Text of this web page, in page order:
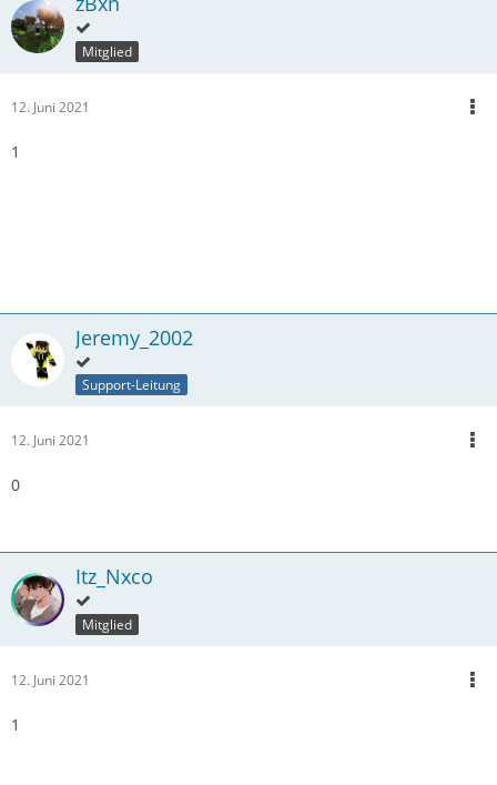
Mitglied
12. Juni 2021
1
Jeremy_2002
Support-Leitung
12. Juni 2021
0
Itz_Nxco
Mitglied
12. Juni 2021
1